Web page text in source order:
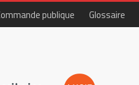
publique Glossaire